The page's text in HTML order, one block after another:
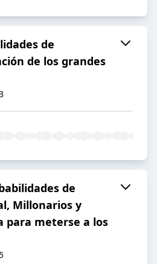
de
de los grandes
de
Millonarios y
para meterse a los